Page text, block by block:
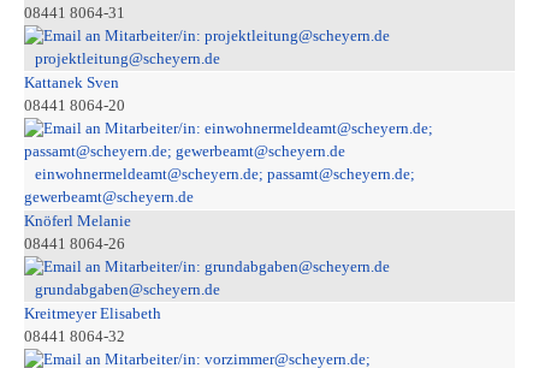
08441 8064-31
projektleitung@scheyern.de
Kattanek Sven
08441 8064-20
einwohnermeldeamt@scheyern.de; passamt@scheyern.de;
gewerbeamt@scheyern.de
Knöferl Melanie
08441 8064-26
grundabgaben@scheyern.de
Kreitmeyer Elisabeth
08441 8064-32